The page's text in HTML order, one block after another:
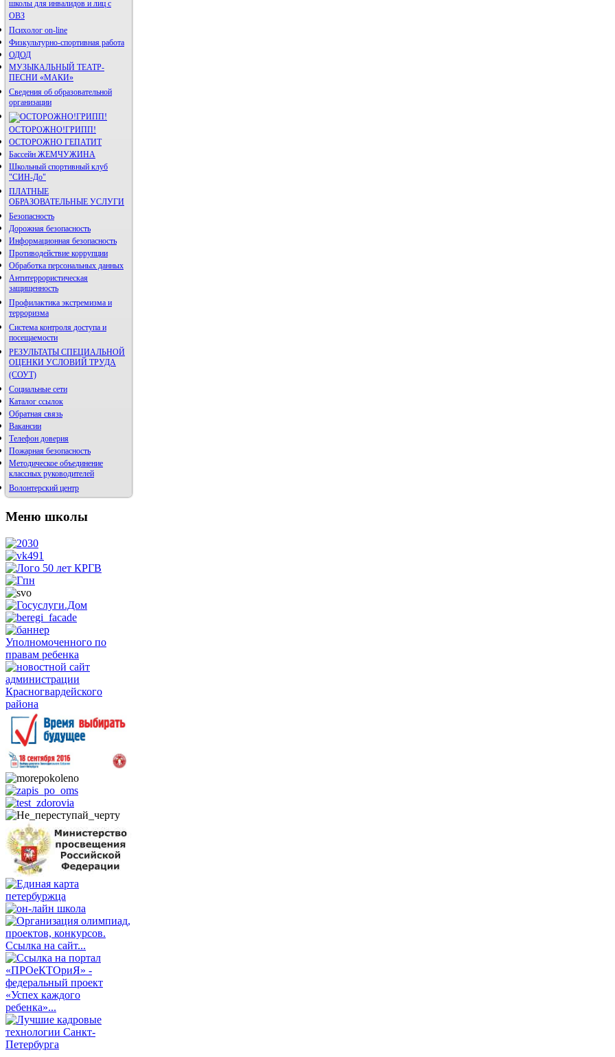
школы для инвалидов и лиц с
ОВЗ
Психолог on-line
Физкультурно-спортивная работа
ОДОД
МУЗЫКАЛЬНЫЙ ТЕАТР-
ПЕСНИ «МАКИ»
Сведения об образовательной
организации
ОСТОРОЖНО!ГРИПП!
ОСТОРОЖНО ГЕПАТИТ
Бассейн ЖЕМЧУЖИНА
Школьный спортивный клуб
"СИН-До"
ПЛАТНЫЕ
ОБРАЗОВАТЕЛЬНЫЕ УСЛУГИ
Безопасность
Дорожная безопасность
Информационная безопасность
Противодействие коррупции
Обработка персональных данных
Антитеррористическая
защищенность
Профилактика экстремизма и
терроризма
Система контроля доступа и
посещаемости
РЕЗУЛЬТАТЫ СПЕЦИАЛЬНОЙ
ОЦЕНКИ УСЛОВИЙ ТРУДА
(СОУТ)
Социальные сети
Каталог ссылок
Обратная связь
Вакансии
Телефон доверия
Пожарная безопасность
Методическое объединение
классных руководителей
Волонтерский центр
Меню школы